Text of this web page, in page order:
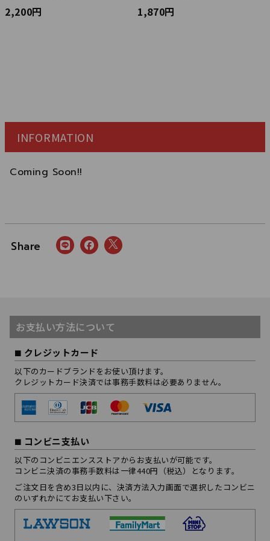
2,200円 1,870円
INFORMATION
Coming Soon!!
お支払い方法について
クレジットカード
以下のカードブランドをお使い頂けます。
クレジットカード決済では事務手数料は必要ありません。
コンビニ支払い
以下のコンビニエンスストアからお支払いが可能です。
コンビニ決済の事務手数料は一律440円（税込）となります。
ご注文日を含め3日以内に、決済方法入力画面で選択したコンビニ
のいずれかにてお支払い下さい。